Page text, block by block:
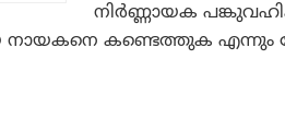
നിർണ്ണായക
കണ്ടെത്തുക എന്നും